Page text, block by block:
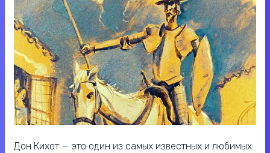
Дон Кихот — это один из самых известных и любимых